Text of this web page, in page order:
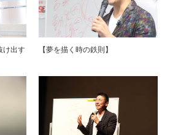
け出す
【夢を描く時の鉄則】